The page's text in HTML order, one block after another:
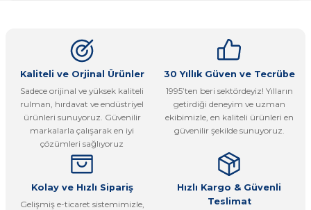
Görüş ve önerileriniz için teşekkür ederiz.
Ürün resmi kalitesiz, bozuk veya görüntülenemiyor.
Ürün açıklamasında eksik bilgiler bulunuyor.
Ürün bilgilerinde hatalar bulunuyor.
Ürün fiyatı diğer sitelerden daha pahalı.
Bu ürüne benzer farklı alternatifler olmalı.
Kaliteli ve Orjinal Ürünler
Sadece orijinal ve yüksek kaliteli
rulman, hırdavat ve endüstriyel
ürünleri sunuyoruz. Güvenilir
markalarla çalışarak en iyi
çözümleri sağlıyoruz
30 Yıllık Güven ve Tecrübe
1995’ten beri sektördeyiz! Yılların
getirdiği deneyim ve uzman
ekibimizle, en kaliteli ürünleri en
güvenilir şekilde sunuyoruz.
Kolay ve Hızlı Sipariş
Gelişmiş e-ticaret sistemimizle,
Hızlı Kargo & Güvenli
Teslimat